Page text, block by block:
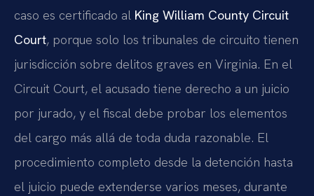
caso es certificado al King William County Circuit
Court, porque solo los tribunales de circuito tienen
jurisdicción sobre delitos graves en Virginia. En el
Circuit Court, el acusado tiene derecho a un juicio
por jurado, y el fiscal debe probar los elementos
del cargo más allá de toda duda razonable. El
procedimiento completo desde la detención hasta
el juicio puede extenderse varios meses, durante